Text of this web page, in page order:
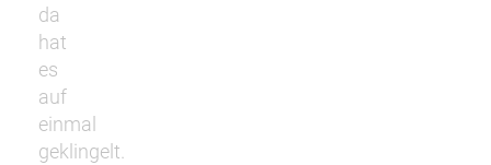
da
hat
es
auf
einmal
geklingelt.